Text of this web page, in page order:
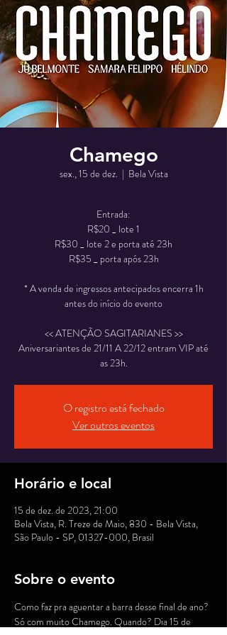
Chamego
sex., 15 de dez.
  |
Bela Vista
Entrada:
R$20 _ lote 1
R$30 _ lote 2 e porta até 23h
R$35 _ porta após 23h
* A venda de ingressos antecipados encerra 1h
antes do início do evento
<< ATENÇÃO SAGITARIANES >>
Aniversariantes de 21/11 A 22/12 entram VIP até
O registro está fechado
Ver outros eventos
Horário e local
15 de dez. de 2023, 21:00
Bela Vista, R. Treze de Maio, 830 - Bela Vista,
São Paulo - SP, 01327-000, Brasil
Sobre o evento
Como faz pra aguentar a barra desse final de ano?
Só com muito Chamego. Quando? Dia 15 de